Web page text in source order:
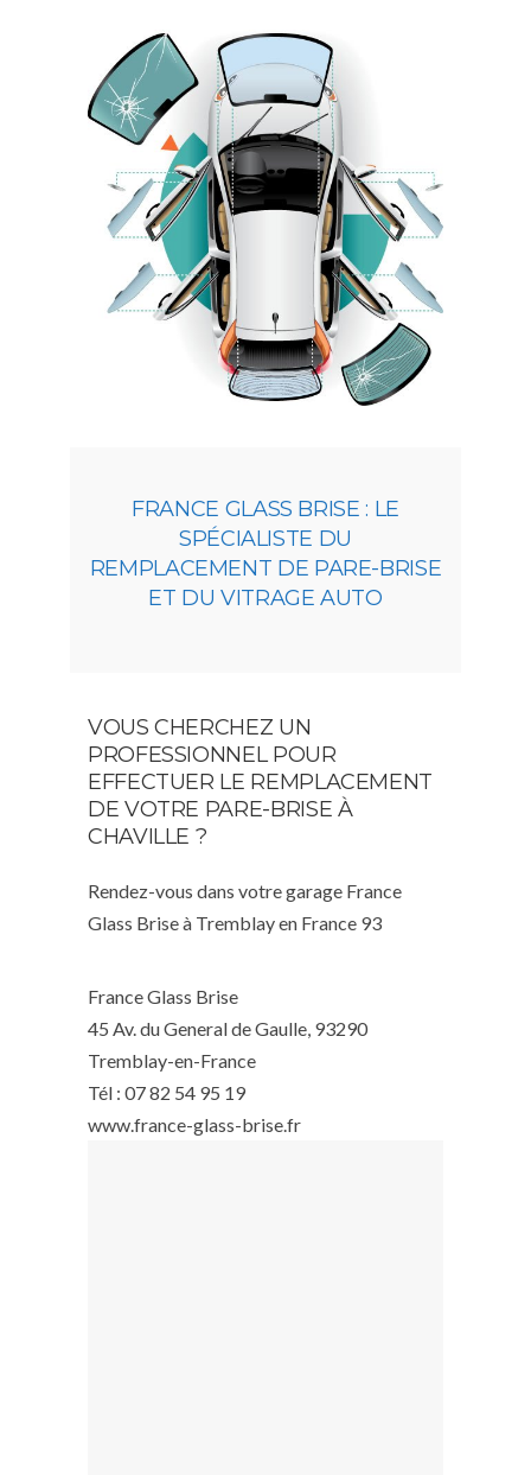
FRANCE GLASS BRISE : LE
SPÉCIALISTE DU
REMPLACEMENT DE PARE-BRISE
ET DU VITRAGE AUTO
VOUS CHERCHEZ UN
PROFESSIONNEL POUR
EFFECTUER LE REMPLACEMENT
DE VOTRE PARE-BRISE À
CHAVILLE ?
Rendez-vous dans votre garage France
Glass Brise à Tremblay en France 93
France Glass Brise
45 Av. du General de Gaulle, 93290
Tremblay-en-France
Tél : 07 82 54 95 19
www.france-glass-brise.fr